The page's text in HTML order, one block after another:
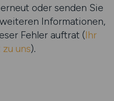
oder senden Sie
Informationen,
Fehler auftrat (Ihr
uns).